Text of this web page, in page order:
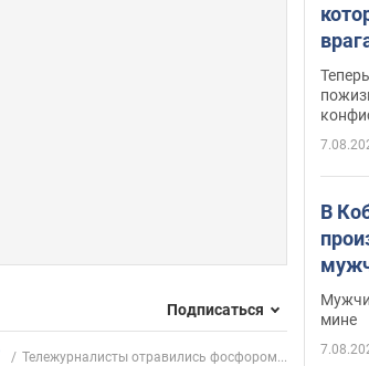
Подписаться
Тележурналисты отравились фосфором...
В
мине